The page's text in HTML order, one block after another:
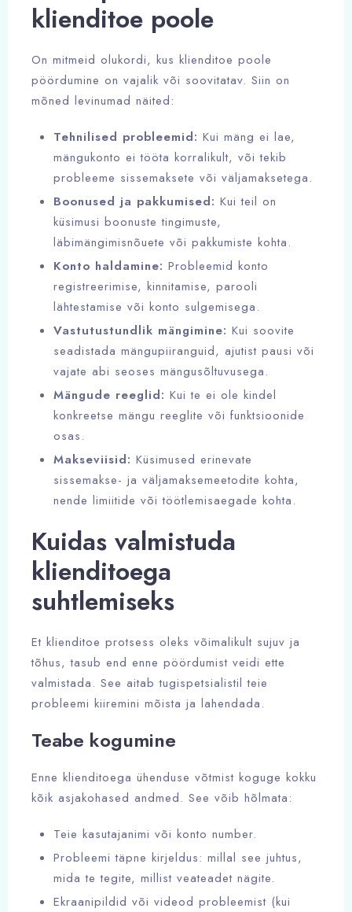
klienditoe poole
On mitmeid olukordi, kus klienditoe poole
pöördumine on vajalik või soovitatav. Siin on
mõned levinumad näited:
Tehnilised probleemid: Kui mäng ei lae,
mängukonto ei tööta korralikult, või tekib
probleeme sissemaksete või väljamaksetega.
Boonused ja pakkumised: Kui teil on
küsimusi boonuste tingimuste,
läbimängimisnõuete või pakkumiste kohta.
Konto haldamine: Probleemid konto
registreerimise, kinnitamise, parooli
lähtestamise või konto sulgemisega.
Vastutustundlik mängimine: Kui soovite
seadistada mängupiiranguid, ajutist pausi või
vajate abi seoses mängusõltuvusega.
Mängude reeglid: Kui te ei ole kindel
konkreetse mängu reeglite või funktsioonide
osas.
Makseviisid: Küsimused erinevate
sissemakse- ja väljamaksemeetodite kohta,
nende limiitide või töötlemisaegade kohta.
Kuidas valmistuda
klienditoega
suhtlemiseks
Et klienditoe protsess oleks võimalikult sujuv ja
tõhus, tasub end enne pöördumist veidi ette
valmistada. See aitab tugispetsialistil teie
probleemi kiiremini mõista ja lahendada.
Teabe kogumine
Enne klienditoega ühenduse võtmist koguge kokku
kõik asjakohased andmed. See võib hõlmata:
Teie kasutajanimi või konto number.
Probleemi täpne kirjeldus: millal see juhtus,
mida te tegite, millist veateadet nägite.
Ekraanipildid või videod probleemist (kui